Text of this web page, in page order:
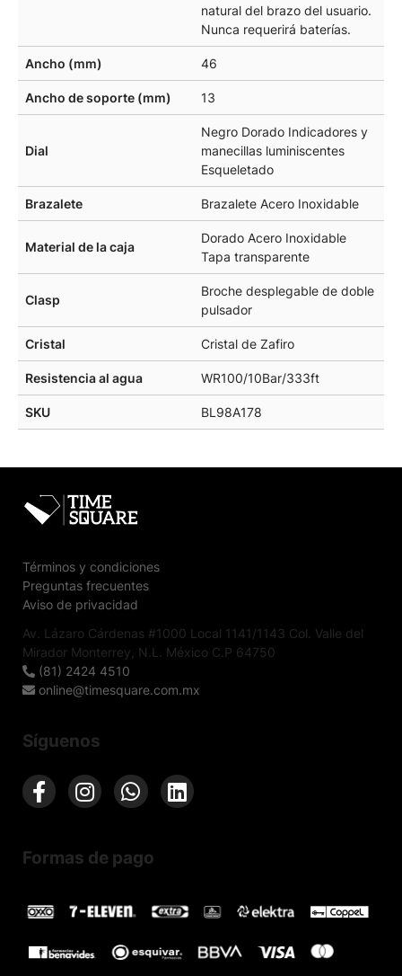
natural del brazo del usuario.
Nunca requerirá baterías.
Ancho (mm) 46
Ancho de soporte (mm) 13
Dial
Negro Dorado Indicadores y
manecillas luminiscentes
Esqueletado
Brazalete Brazalete Acero Inoxidable
Material de la caja
Dorado Acero Inoxidable
Tapa transparente
Clasp
Broche desplegable de doble
pulsador
Cristal Cristal de Zafiro
Resistencia al agua WR100/10Bar/333ft
SKU BL98A178
Términos y condiciones
Preguntas frecuentes
Aviso de privacidad
Av. Lázaro Cárdenas #1000 Local 1141/1143 Col. Valle del
Mirador Monterrey, N.L. México C.P 64750
(81) 2424 4510
online@timesquare.com.mx
Síguenos
Formas de pago